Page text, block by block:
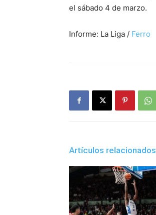
el sábado 4 de marzo.
Informe: La Liga / Ferro
Artículos relacionados